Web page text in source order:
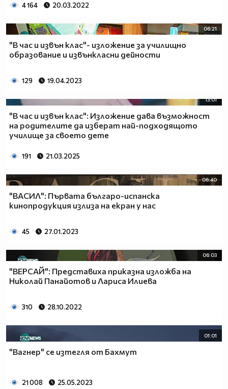
4 164 20.03.2022
06:21
"В час и извън клас"- изложение за училищно
образование и извънкласни дейности
129 19.04.2023
13:01
"В час и извън клас": Изложение дава възможност
на родителите да изберат най-подходящото
училище за своето дете
191 21.03.2025
06:40
"ВАСИЛ": Първата българо-испанска
кинопродукция излиза на екран у нас
45 27.01.2023
06:03
"ВЕРСАЙ": Представиха приказна изложба на
Николай Панайотов и Лариса Илиева
310 28.10.2022
01:01
"Вагнер" се изтегля от Бахмут
21 008 25.05.2023